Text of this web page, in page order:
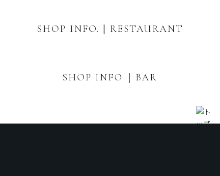
SHOP INFO.｜RESTAURANT
SHOP INFO.｜BAR